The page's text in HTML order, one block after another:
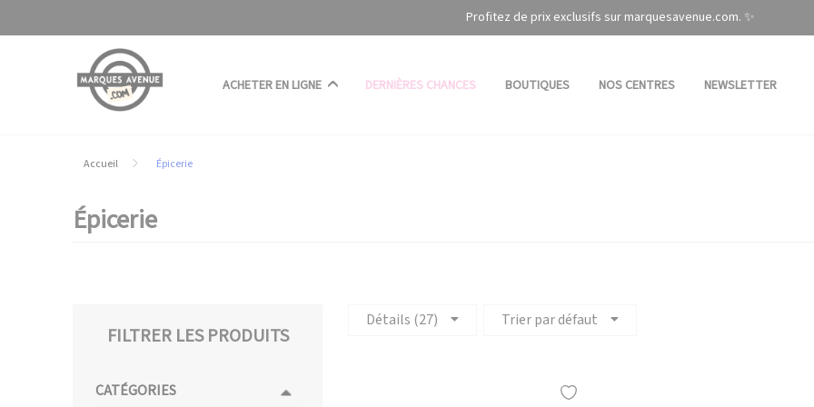
Profitez de prix exclusifs sur marquesavenue.com. ✨
ACHETER EN LIGNE DERNIÈRES CHANCES BOUTIQUES NOS CENTRES NEWSLETTER
Accueil Épicerie
Épicerie
FILTRER LES PRODUITS
CATÉGORIES
Détails (27) Trier par défaut